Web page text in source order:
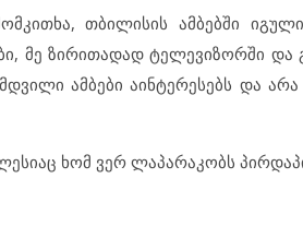
თბილისის ამბებში
მე ზირითადად ტელევიზორში და
ამბები აინტერესებს და არა
ხომ ვერ ლაპარაკობს